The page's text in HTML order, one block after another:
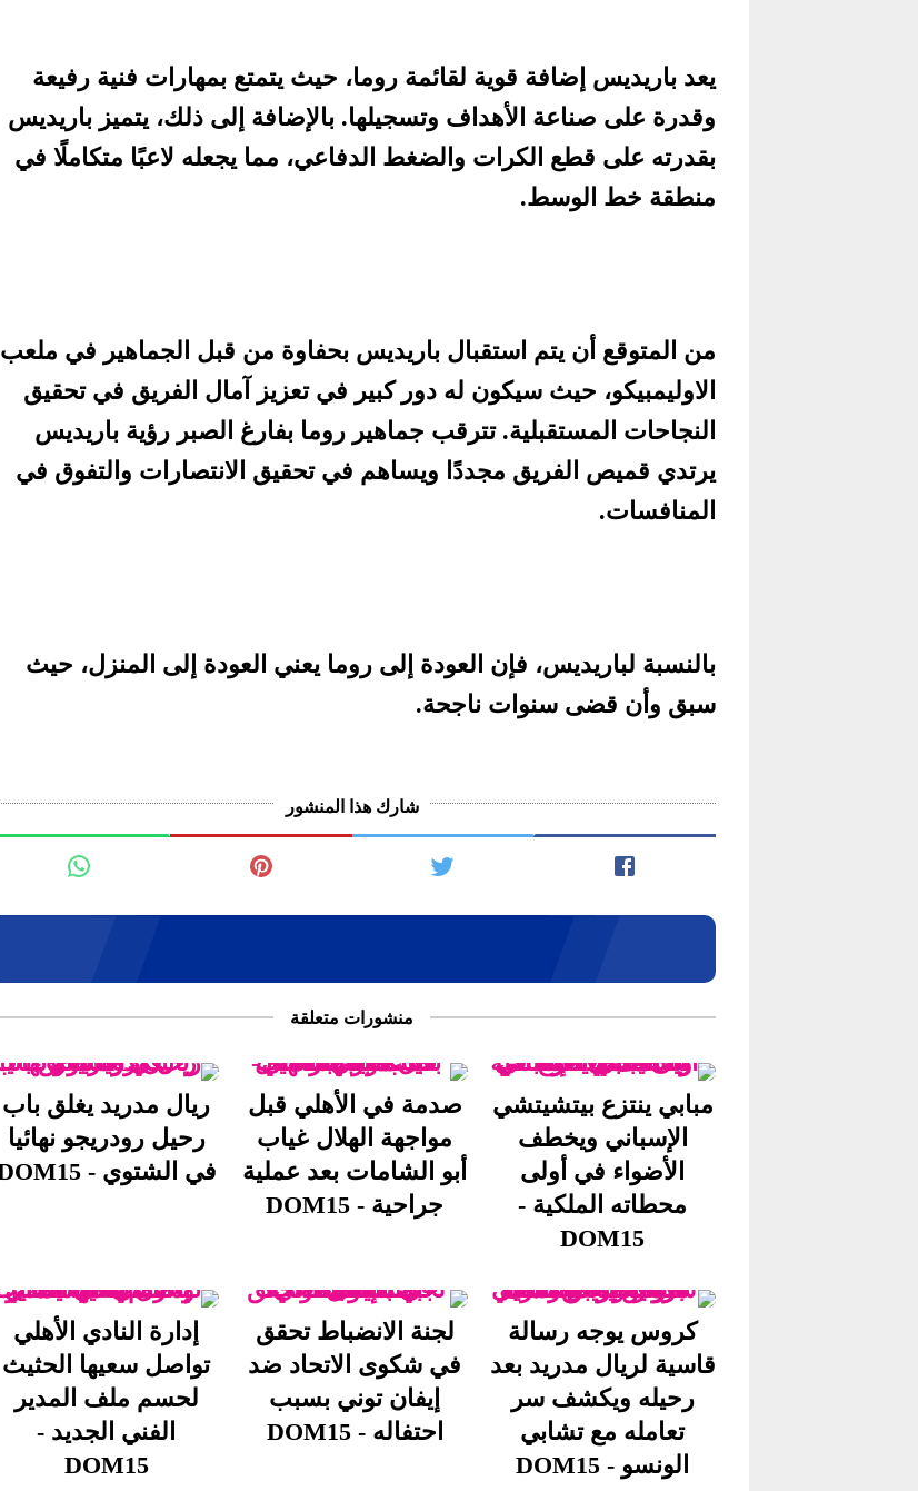
يعد باريديس إضافة قوية لقائمة روما، حيث يتمتع بمهارات فنية رفيعة
وقدرة على صناعة الأهداف وتسجيلها. بالإضافة إلى ذلك، يتميز باريديس
بقدرته على قطع الكرات والضغط الدفاعي، مما يجعله لاعبًا متكاملًا في
منطقة خط الوسط.
من المتوقع أن يتم استقبال باريديس بحفاوة من قبل الجماهير في ملعب
الاوليمبيكو، حيث سيكون له دور كبير في تعزيز آمال الفريق في تحقيق
النجاحات المستقبلية. تترقب جماهير روما بفارغ الصبر رؤية باريديس
يرتدي قميص الفريق مجددًا ويساهم في تحقيق الانتصارات والتفوق في
المنافسات.
بالنسبة لباريديس، فإن العودة إلى روما يعني العودة إلى المنزل، حيث
سبق وأن قضى سنوات ناجحة.
شارك هذا المنشور
منشورات متعلقة
مبابي ينتزع بيتشيتشي
الإسباني ويخطف
الأضواء في أولى
محطاته الملكية -
DOM15
صدمة في الأهلي قبل
مواجهة الهلال غياب
أبو الشامات بعد عملية
جراحية - DOM15
ريال مدريد يغلق باب
رحيل رودريجو نهائيا
في الشتوي - DOM15
كروس يوجه رسالة
قاسية لريال مدريد بعد
رحيله ويكشف سر
تعامله مع تشابي
الونسو - DOM15
لجنة الانضباط تحقق
في شكوى الاتحاد ضد
إيفان توني بسبب
احتفاله - DOM15
إدارة النادي الأهلي
تواصل سعيها الحثيث
لحسم ملف المدير
الفني الجديد -
DOM15